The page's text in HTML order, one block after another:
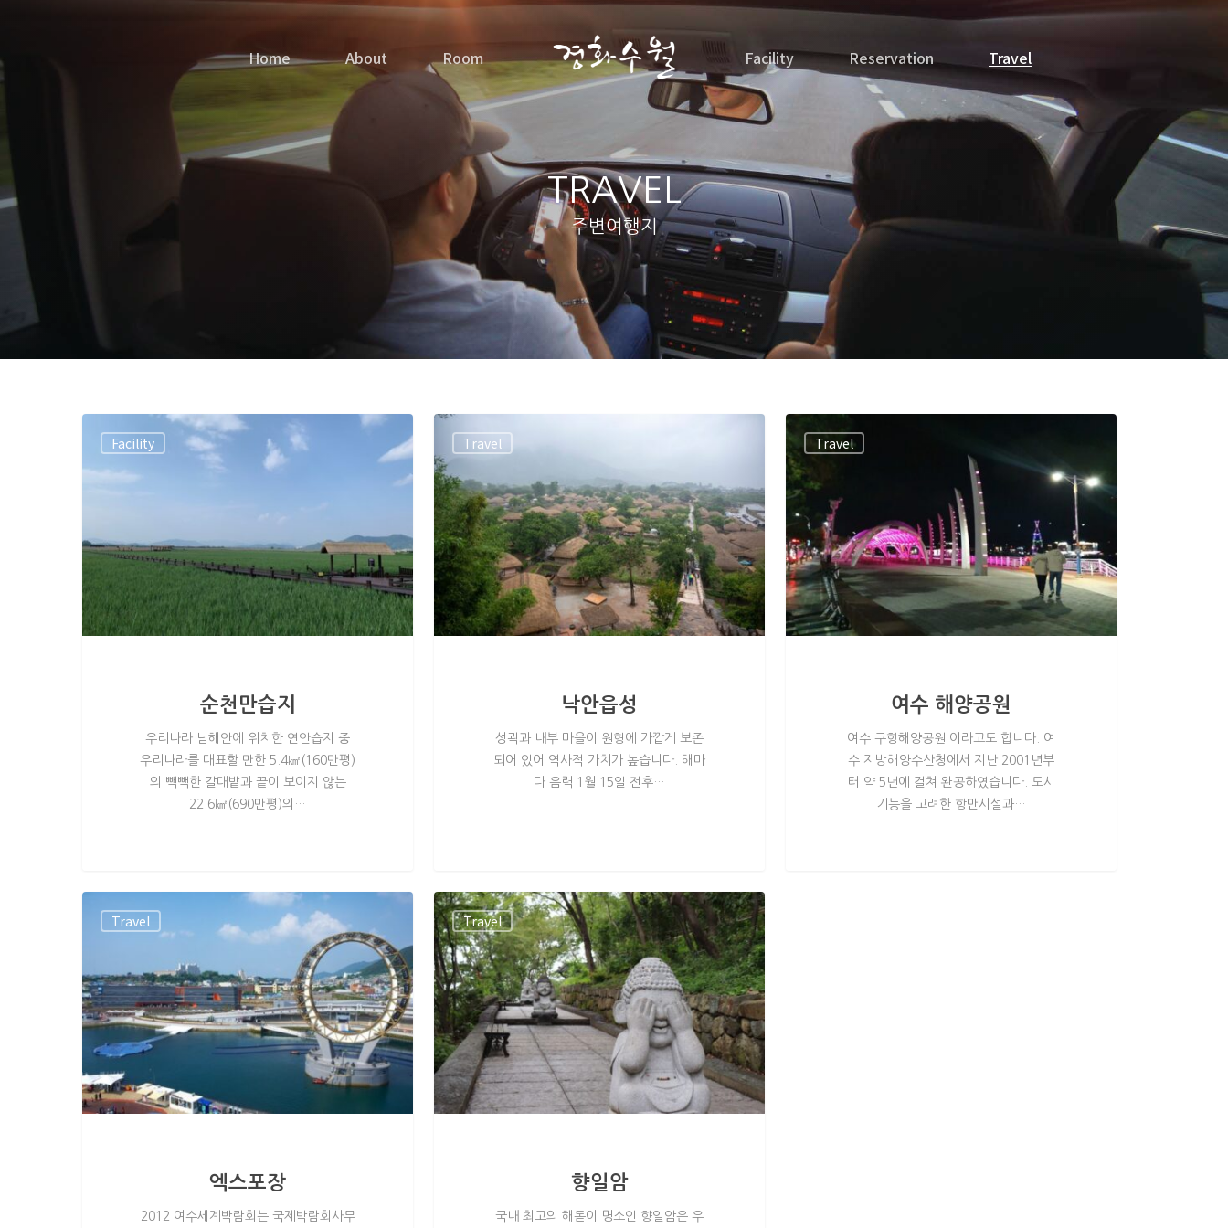
Home About Room Facility Reservation Travel
TRAVEL
주변여행지
Facility
순천만습지
우리나라 남해안에 위치한 연안습지 중
우리나라를 대표할 만한 5.4㎢(160만평)
의 빽빽한 갈대밭과 끝이 보이지 않는
22.6㎢(690만평)의…
Travel
낙안읍성
성곽과 내부 마을이 원형에 가깝게 보존
되어 있어 역사적 가치가 높습니다. 해마
다 음력 1월 15일 전후…
Travel
여수 해양공원
여수 구항해양공원 이라고도 합니다. 여
수 지방해양수산청에서 지난 2001년부
터 약 5년에 걸쳐 완공하였습니다. 도시
기능을 고려한 항만시설과…
Travel
엑스포장
2012 여수세계박람회는 국제박람회사무
Travel
향일암
국내 최고의 해돋이 명소인 향일암은 우